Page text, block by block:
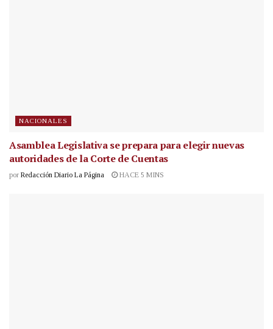
NACIONALES
Asamblea Legislativa se prepara para elegir nuevas
autoridades de la Corte de Cuentas
por Redacción Diario La Página HACE 5 MINS